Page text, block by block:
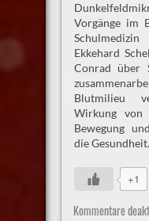
Vorgänge im
Ekkehard
Conrad über
Blutmilieu
Wirkung von
Bewegung
die Gesundheit.
+1
Kommentare